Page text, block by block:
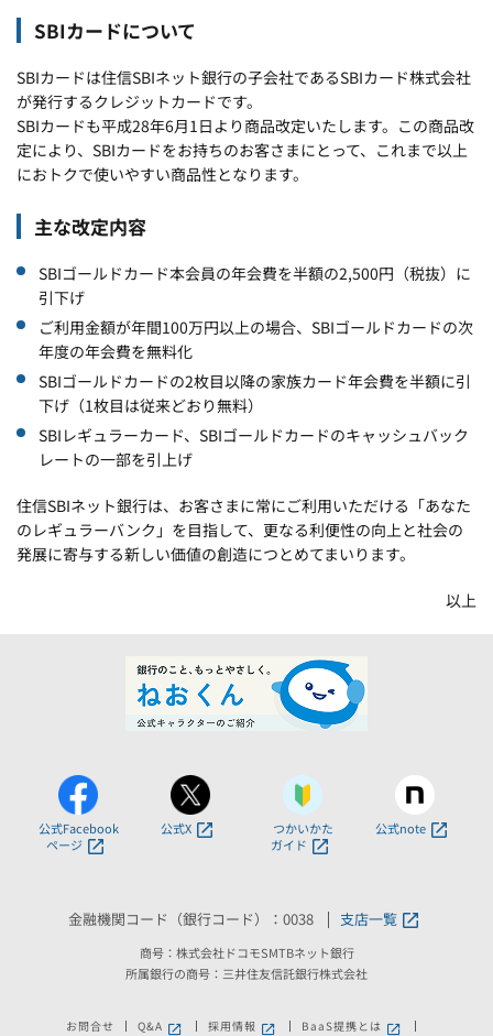
SBIカードについて
SBIカードは住信SBIネット銀行の子会社であるSBIカード株式会社
が発行するクレジットカードです。
SBIカードも平成28年6月1日より商品改定いたします。この商品改
定により、SBIカードをお持ちのお客さまにとって、これまで以上
におトクで使いやすい商品性となります。
主な改定内容
SBIゴールドカード本会員の年会費を半額の2,500円（税抜）に
引下げ
ご利用金額が年間100万円以上の場合、SBIゴールドカードの次
年度の年会費を無料化
SBIゴールドカードの2枚目以降の家族カード年会費を半額に引
下げ（1枚目は従来どおり無料）
SBIレギュラーカード、SBIゴールドカードのキャッシュバック
レートの一部を引上げ
住信SBIネット銀行は、お客さまに常にご利用いただける「あなた
のレギュラーバンク」を目指して、更なる利便性の向上と社会の
発展に寄与する新しい価値の創造につとめてまいります。
以上
公式Facebook
ページ
公式X
つかいかた
ガイド
公式note
金融機関コード（銀行コード）：0038 支店一覧
商号：株式会社ドコモSMTBネット銀行
所属銀行の商号：三井住友信託銀行株式会社
お問合せ Q&A 新しいウィンドウで開きます。
採用情報 新しいウィンドウで開きます。
BaaS提携とは 新しいウィンドウ